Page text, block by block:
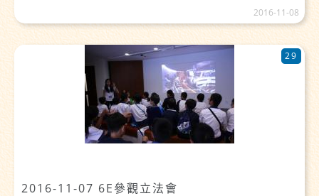
2016-11-08
2016-11-07 6E參觀立法會
29